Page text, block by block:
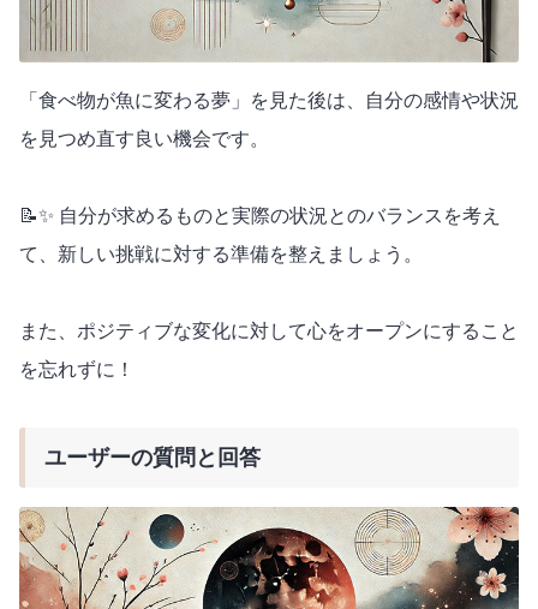
「食べ物が魚に変わる夢」を見た後は、自分の感情や状況
を見つめ直す良い機会です。
📝✨ 自分が求めるものと実際の状況とのバランスを考え
て、新しい挑戦に対する準備を整えましょう。
また、ポジティブな変化に対して心をオープンにすること
を忘れずに！
ユーザーの質問と回答